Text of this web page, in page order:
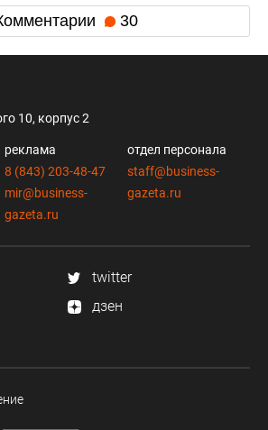
30
10, корпус 2
реклама
8 (843) 203-48-47
mir@business-
gazeta.ru
отдел персонала
staff@business-
gazeta.ru
twitter
дзен